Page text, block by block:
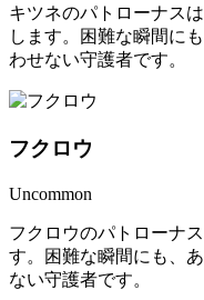
キツネのパトローナス
します。困難な瞬間に
わせない守護者です。
フクロウ
Uncommon
フクロウのパトローナ
す。困難な瞬間にも、
ない守護者です。